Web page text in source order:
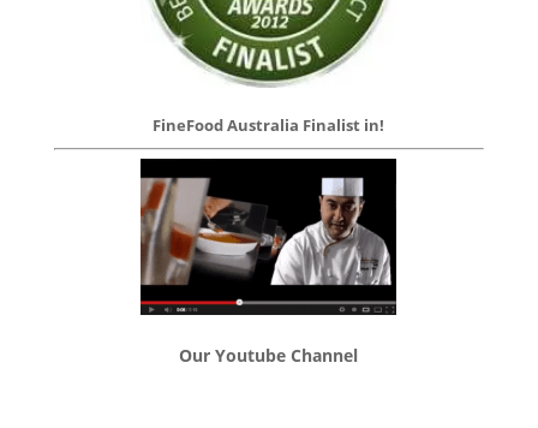
FineFood Australia Finalist in!
Our Youtube Channel